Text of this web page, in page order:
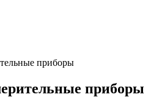
приборы
приборы